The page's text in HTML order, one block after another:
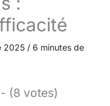
2025 / 6 minutes de
(8 votes)